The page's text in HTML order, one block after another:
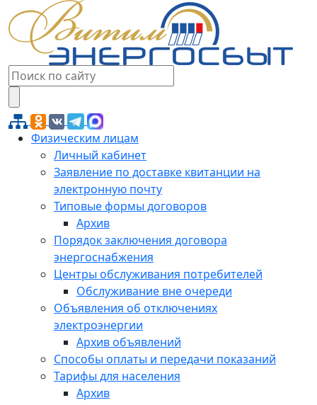
Физическим лицам
Личный кабинет
Заявление по доставке квитанции на
электронную почту
Типовые формы договоров
Архив
Порядок заключения договора
энергоснабжения
Центры обслуживания потребителей
Обслуживание вне очереди
Объявления об отключениях
электроэнергии
Архив объявлений
Способы оплаты и передачи показаний
Тарифы для населения
Архив